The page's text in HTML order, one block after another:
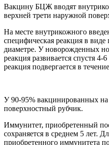
Вакцину БЦЖ вводят
верхней трети наружной
На месте внутрикожного
специфическая реакция в
диаметре. У новорожденных
реакция развивается спустя
реакция подвергается в
У 90-95% вакцинированных на
поверхностный рубчик.
Иммунитет, приобретенный
сохраняется в среднем 5 лет.
приобретенного иммунитета